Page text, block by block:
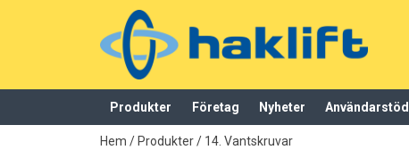
Produkter Företag Nyheter Användarstöd
tillagd i varukorg
Hem / Produkter/ 14. Vantskruvar